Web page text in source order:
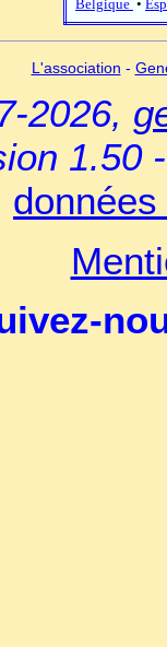
Belgique •
L'association -
2026,
1.50